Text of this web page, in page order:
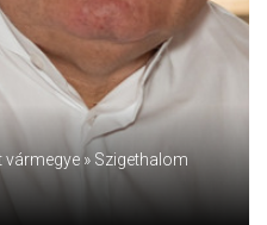
» Szigethalom